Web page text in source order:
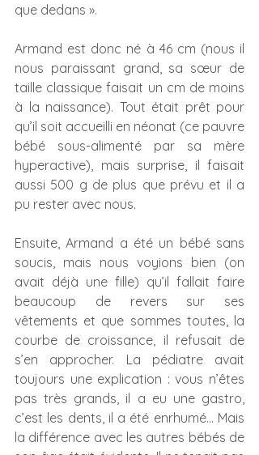
que dedans ».
Armand est donc né à 46 cm (nous il
nous paraissant grand, sa sœur de
taille classique faisait un cm de moins
à la naissance). Tout était prêt pour
qu’il soit accueilli en néonat (ce pauvre
bébé sous-alimenté par sa mère
hyperactive), mais surprise, il faisait
aussi 500 g de plus que prévu et il a
pu rester avec nous.
Ensuite, Armand a été un bébé sans
soucis, mais nous voyions bien (on
avait déjà une fille) qu’il fallait faire
beaucoup de revers sur ses
vêtements et que sommes toutes, la
courbe de croissance, il refusait de
s’en approcher. La pédiatre avait
toujours une explication : vous n’êtes
pas très grands, il a eu une gastro,
c’est les dents, il a été enrhumé… Mais
la différence avec les autres bébés de